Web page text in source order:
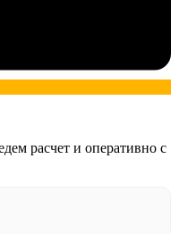
расчет и оперативно с